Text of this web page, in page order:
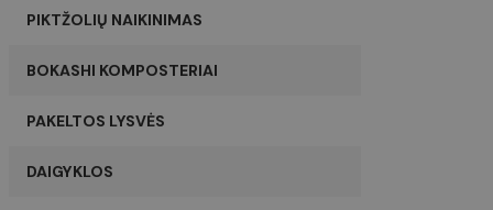
PIKTŽOLIŲ NAIKINIMAS
BOKASHI KOMPOSTERIAI
PAKELTOS LYSVĖS
DAIGYKLOS